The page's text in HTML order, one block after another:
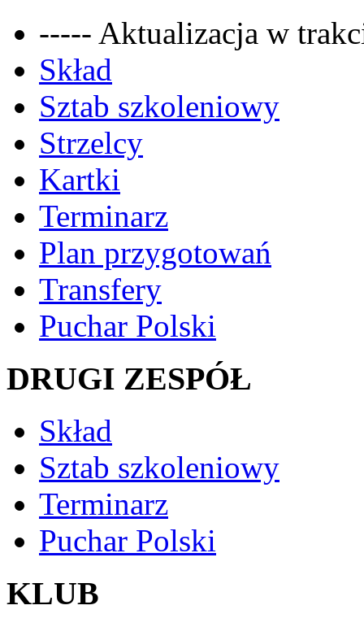
----- Aktualizacja w
Skład
Sztab szkoleniowy
Strzelcy
Kartki
Terminarz
Plan przygotowań
Transfery
Puchar Polski
DRUGI ZESPÓŁ
Skład
Sztab szkoleniowy
Terminarz
Puchar Polski
KLUB